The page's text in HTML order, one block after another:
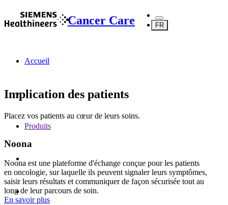
Cancer Care FR
Accueil
Produits
Implication des patients
Placez vos patients au cœur de leurs soins.
Noona
Noona est une plateforme d'échange conçue pour les patients
en oncologie, sur laquelle ils peuvent signaler leurs symptômes,
saisir leurs résultats et communiquer de façon sécurisée tout au
long de leur parcours de soin.
En savoir plus